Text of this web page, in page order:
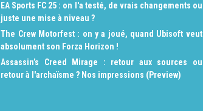
EA Sports FC 25 : on l'a testé, de vrais changements ou
juste une mise à niveau ?
The Crew Motorfest : on y a joué, quand Ubisoft veut
absolument son Forza Horizon !
Assassin’s Creed Mirage : retour aux sources ou
retour à l'archaïsme ? Nos impressions (Preview)